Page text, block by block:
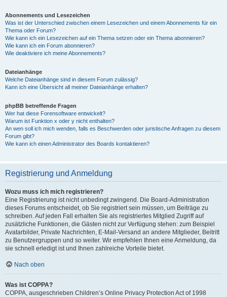
Abonnements und Lesezeichen
Was ist der Unterschied zwischen einem Lesezeichen und einem Abonnements für ein
Thema oder Forum?
Wie kann ich ein Lesezeichen auf ein Thema setzen oder ein Thema abonnieren?
Wie kann ich ein Forum abonnieren?
Wie deaktiviere ich meine Abonnements?
Dateianhänge
Welche Dateianhänge sind in diesem Forum zulässig?
Kann ich eine Übersicht all meiner Dateianhänge erhalten?
phpBB betreffende Fragen
Wer hat diese Forensoftware entwickelt?
Warum ist Funktion x oder y nicht enthalten?
An wen soll ich mich wenden, falls es Beschwerden oder juristische Anfragen zu diesem
Forum gibt?
Wie kann ich einen Administrator des Boards kontaktieren?
Registrierung und Anmeldung
Wozu muss ich mich registrieren?
Eine Registrierung ist nicht unbedingt zwingend. Die Board-Administration
dieses Forums entscheidet, ob Sie registriert sein müssen, um Beiträge zu
schreiben. Auf jeden Fall erhalten Sie als registriertes Mitglied Zugriff auf
zusätzliche Funktionen, die Gästen nicht zur Verfügung stehen: zum Beispiel
Avatarbilder, Private Nachrichten, E-Mail-Versand an andere Mitglieder, Beitritt
zu Benutzergruppen und so weiter. Wir empfehlen Ihnen eine Anmeldung, da
sie schnell erledigt ist und Ihnen zahlreiche Vorteile bietet.
Nach oben
Was ist COPPA?
COPPA, ausgeschrieben Children’s Online Privacy Protection Act of 1998